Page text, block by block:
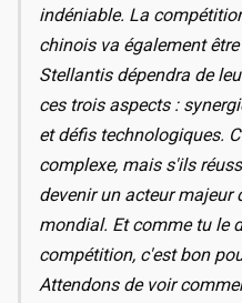
indéniable. La
chinois va également
Stellantis dépendra de
ces trois aspects :
et défis technologiques.
complexe, mais s'ils
devenir un acteur majeur
mondial. Et comme tu le
compétition, c'est bon
Attendons de voir